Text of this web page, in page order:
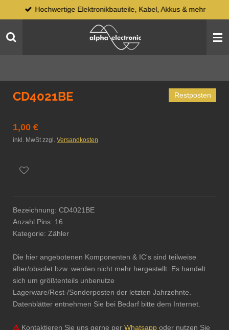
Hauptinhalt
springen
Hochwertige Elektronikbauteile, Kabel, Akkus & mehr
CD4021BE Restposten
1,00 €
inkl. MwSt zzgl. Versandkosten
Bezeichnung: CD4021BE
Anzahl Pins: 16
Kategorie: Zähler
Die hier angebotenen Komponenten & IC's sind teilweise
älter/obsolet bzw. werden nicht mehr hergestellt. Es handelt
sich um größtenteils unbenutze
Lagerware/Rest-/Sonderposten der letzten Jahrzehnte.
Datenblätter entnehmen Sie bei Bedarf bitte dem Internet.
⚠ Kontaktieren Sie uns gerne per Whatsapp oder nutzen Sie